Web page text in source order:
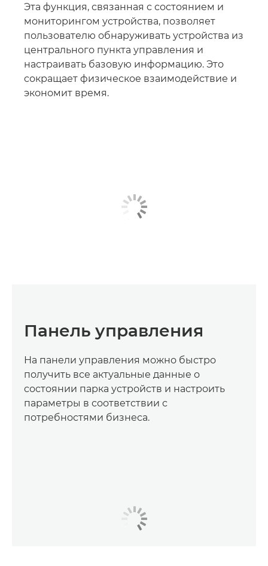
Эта функция, связанная с состоянием и
мониторингом устройства, позволяет
пользователю обнаруживать устройства из
центрального пункта управления и
настраивать базовую информацию. Это
сокращает физическое взаимодействие и
экономит время.
Панель управления
На панели управления можно быстро
получить все актуальные данные о
состоянии парка устройств и настроить
параметры в соответствии с
потребностями бизнеса.